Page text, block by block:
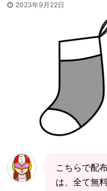
2023年9月22日
こちらで配
は、全て無